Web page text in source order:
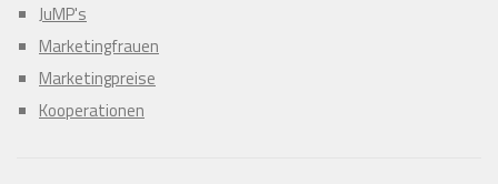
JuMP's
Marketingfrauen
Marketingpreise
Kooperationen